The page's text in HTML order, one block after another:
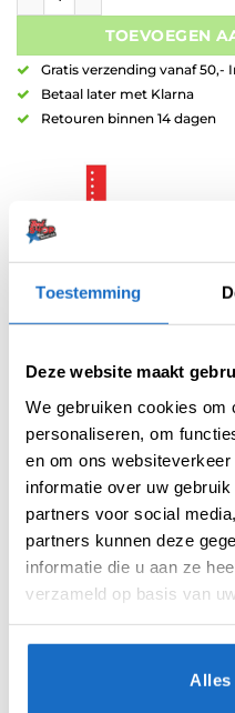
Toestemming
Deze website maakt
We gebruiken cookies om
personaliseren, om
en om ons
informatie over uw
partners voor social
partners kunnen deze
informatie die u aan ze
verzameld op basis van
Alles
TOEVOEGEN
Gratis verzending vanaf 50,-
Betaal later met Klarna
Retouren binnen 14 dagen
Artikelnummer:variation-3095
Merk:L-Style
AANVULLENDE